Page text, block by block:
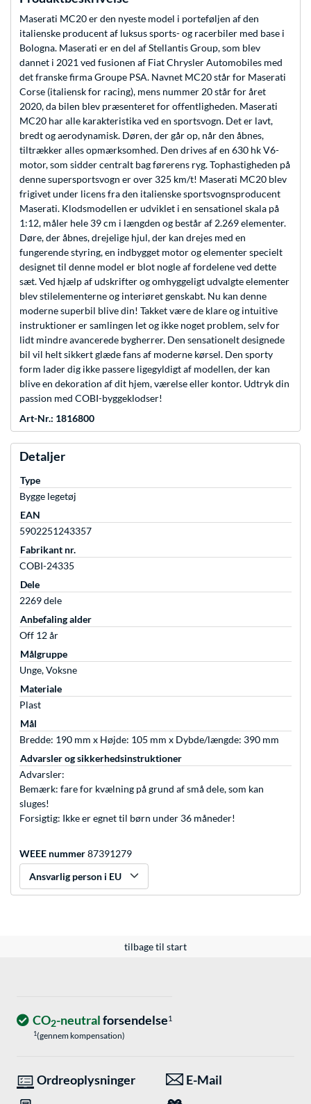
Maserati MC20 er den nyeste model i porteføljen af den
italienske producent af luksus sports- og racerbiler med base i
Bologna. Maserati er en del af Stellantis Group, som blev
dannet i 2021 ved fusionen af Fiat Chrysler Automobiles med
det franske firma Groupe PSA. Navnet MC20 står for Maserati
Corse (italiensk for racing), mens nummer 20 står for året
2020, da bilen blev præsenteret for offentligheden. Maserati
MC20 har alle karakteristika ved en sportsvogn. Det er lavt,
bredt og aerodynamisk. Døren, der går op, når den åbnes,
tiltrækker alles opmærksomhed. Den drives af en 630 hk V6-
motor, som sidder centralt bag førerens ryg. Tophastigheden på
denne supersportsvogn er over 325 km/t! Maserati MC20 blev
frigivet under licens fra den italienske sportsvognsproducent
Maserati. Klodsmodellen er udviklet i en sensationel skala på
1:12, måler hele 39 cm i længden og består af 2.269 elementer.
Døre, der åbnes, drejelige hjul, der kan drejes med en
fungerende styring, en indbygget motor og elementer specielt
designet til denne model er blot nogle af fordelene ved dette
sæt. Ved hjælp af udskrifter og omhyggeligt udvalgte elementer
blev stilelementerne og interiøret genskabt. Nu kan denne
moderne superbil blive din! Takket være de klare og intuitive
instruktioner er samlingen let og ikke noget problem, selv for
lidt mindre avancerede bygherrer. Den sensationelt designede
bil vil helt sikkert glæde fans af moderne kørsel. Den sporty
form lader dig ikke passere ligegyldigt af modellen, der kan
blive en dekoration af dit hjem, værelse eller kontor. Udtryk din
passion med COBI-byggeklodser!
Art-Nr.: 1816800
Detaljer
Type
Bygge legetøj
EAN
5902251243357
Fabrikant nr.
COBI-24335
Dele
2269 dele
Anbefaling alder
Off 12 år
Målgruppe
Unge, Voksne
Materiale
Plast
Mål
Bredde: 190 mm x Højde: 105 mm x Dybde/længde: 390 mm
Advarsler og sikkerhedsinstruktioner
Advarsler:
Bemærk: fare for kvælning på grund af små dele, som kan
sluges!
Forsigtig: Ikke er egnet til børn under 36 måneder!
WEEE nummer87391279
Ansvarlig person i EU
tilbage til start
CO2-neutralforsendelse1
1(gennem kompensation)
Ordreoplysninger
E-Mail